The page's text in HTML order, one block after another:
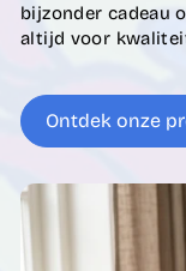
bijzonder cadeau
altijd voor
Ontdek onze